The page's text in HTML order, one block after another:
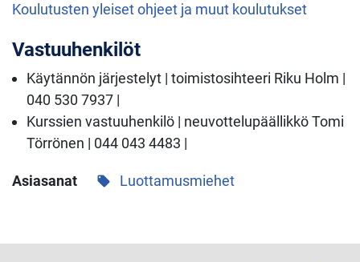
Koulutusten yleiset ohjeet ja muut koulutukset
Vastuuhenkilöt
Käytännön järjestelyt | toimistosihteeri Riku Holm |
040 530 7937 |
Kurssien vastuuhenkilö | neuvottelupäällikkö Tomi
Törrönen | 044 043 4483 |
Asiasanat local_offer Luottamusmiehet